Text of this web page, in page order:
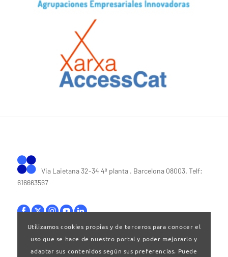
Via Laietana 32-34 4ª planta . Barcelona 08003. Telf:
616663567
Bases legales|Política de privacitat
Utilizamos cookies propias y de terceros para conocer el
uso que se hace de nuestro portal y poder mejorarlo y
adaptar sus contenidos según sus preferencias. Puede